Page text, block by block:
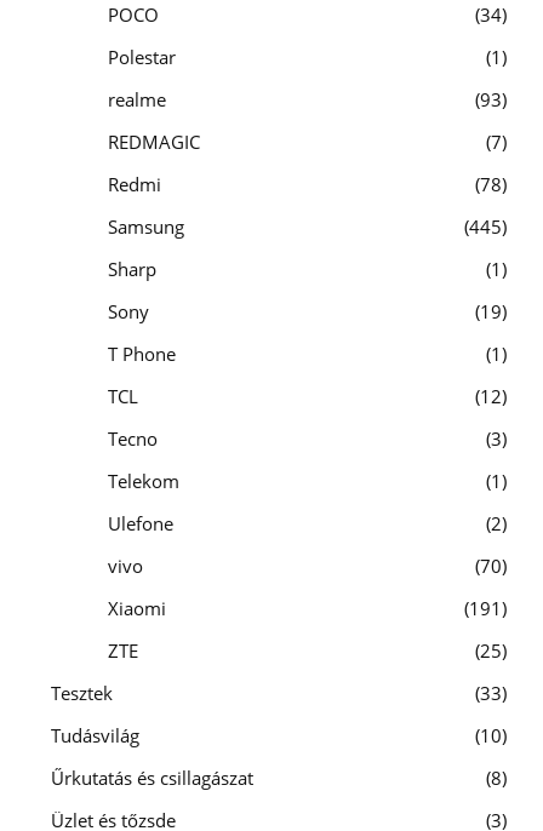
POCO
34
Polestar
1
realme
93
REDMAGIC
7
Redmi
78
Samsung
445
Sharp
1
Sony
19
T Phone
1
TCL
12
Tecno
3
Telekom
1
Ulefone
2
vivo
70
Xiaomi
191
ZTE
25
Tesztek
33
Tudásvilág
10
Űrkutatás és csillagászat
8
Üzlet és tőzsde
3